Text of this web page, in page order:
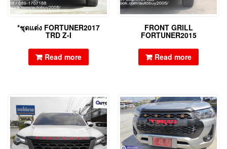
*ชุดแต่ง FORTUNER2017
TRD Z-I
Read more
FRONT GRILL
FORTUNER2015
Read more